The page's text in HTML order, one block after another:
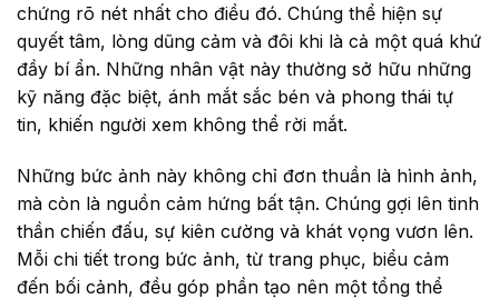
chứng rõ nét nhất cho điều đó. Chúng thể hiện sự
quyết tâm, lòng dũng cảm và đôi khi là cả một quá khứ
đầy bí ẩn. Những nhân vật này thường sở hữu những
kỹ năng đặc biệt, ánh mắt sắc bén và phong thái tự
tin, khiến người xem không thể rời mắt.
Những bức ảnh này không chỉ đơn thuần là hình ảnh,
mà còn là nguồn cảm hứng bất tận. Chúng gợi lên tinh
thần chiến đấu, sự kiên cường và khát vọng vươn lên.
Mỗi chi tiết trong bức ảnh, từ trang phục, biểu cảm
đến bối cảnh, đều góp phần tạo nên một tổng thể